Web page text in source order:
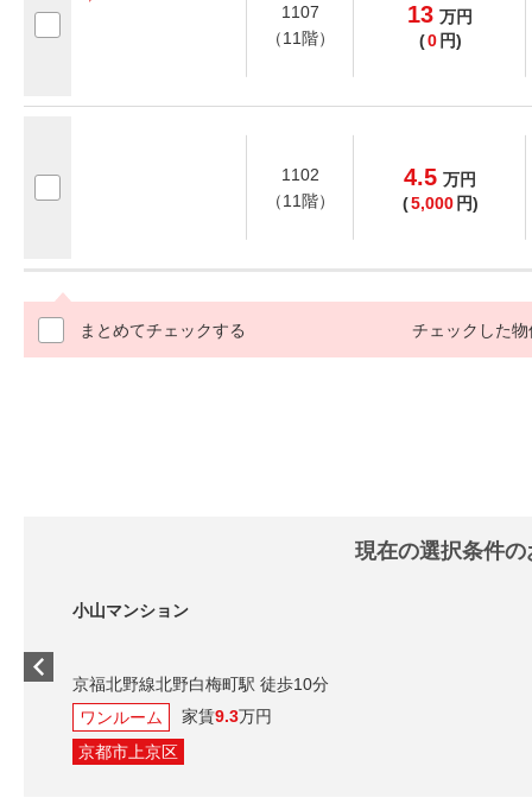
1107
（11階）
13 万円
(0 円)
1102
（11階）
4.5 万円
(5,000 円)
まとめてチェックする チェックした物
現在の選択条件
小山マンション
京福北野線北野白梅町駅 徒歩10分
ワンルーム
家賃9.3万円
京都市上京区